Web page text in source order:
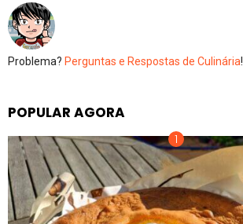
Problema? Perguntas e Respostas de Culinária!
POPULAR AGORA